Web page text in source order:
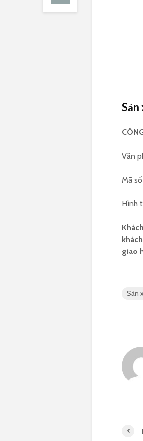
Sản
Văn
Mã
Hình
giao
Sản